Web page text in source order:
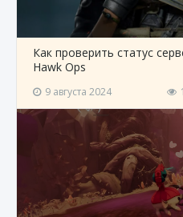
Как проверить статус
Hawk Ops
9 августа 2024